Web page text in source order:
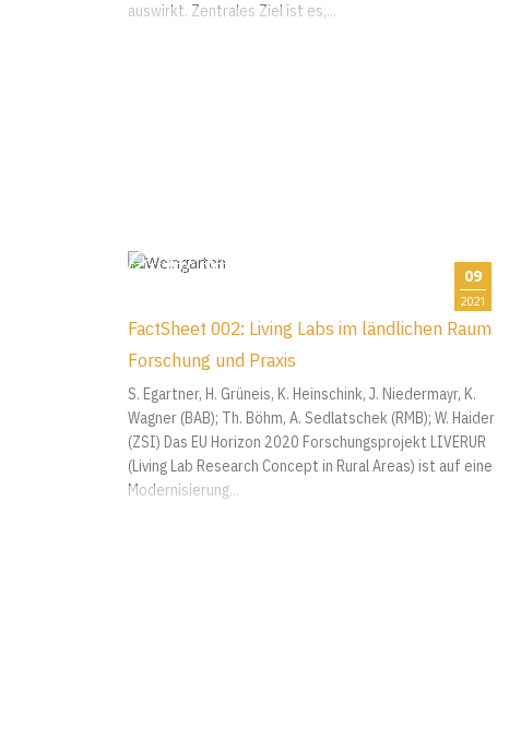
auswirkt. Zentrales Ziel ist es,...
09
2021
FactSheet 002: Living Labs im ländlichen Raum
Forschung und Praxis
S. Egartner, H. Grüneis, K. Heinschink, J. Niedermayr, K.
Wagner (BAB); Th. Böhm, A. Sedlatschek (RMB); W. Haider
(ZSI) Das EU Horizon 2020 Forschungsprojekt LIVERUR
(Living Lab Research Concept in Rural Areas) ist auf eine
Modernisierung...